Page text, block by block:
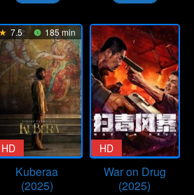
7.5 185 min
HD
Kuberaa
(2025)
HD
War on Drug
(2025)